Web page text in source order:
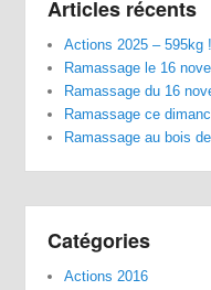
Articles récents
Actions 2025 – 595kg !
Ramassage le 16
Ramassage du 16
Ramassage ce
Ramassage au bois
Catégories
Actions 2016